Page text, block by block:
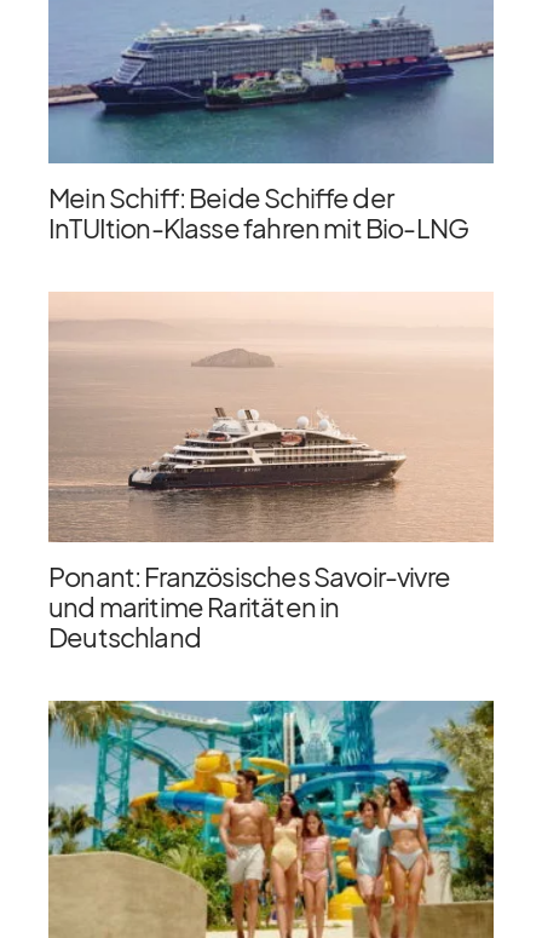
Mein Schiff: Beide Schiffe der
InTUItion-Klasse fahren mit Bio-LNG
Ponant: Französisches Savoir-vivre
und maritime Raritäten in
Deutschland